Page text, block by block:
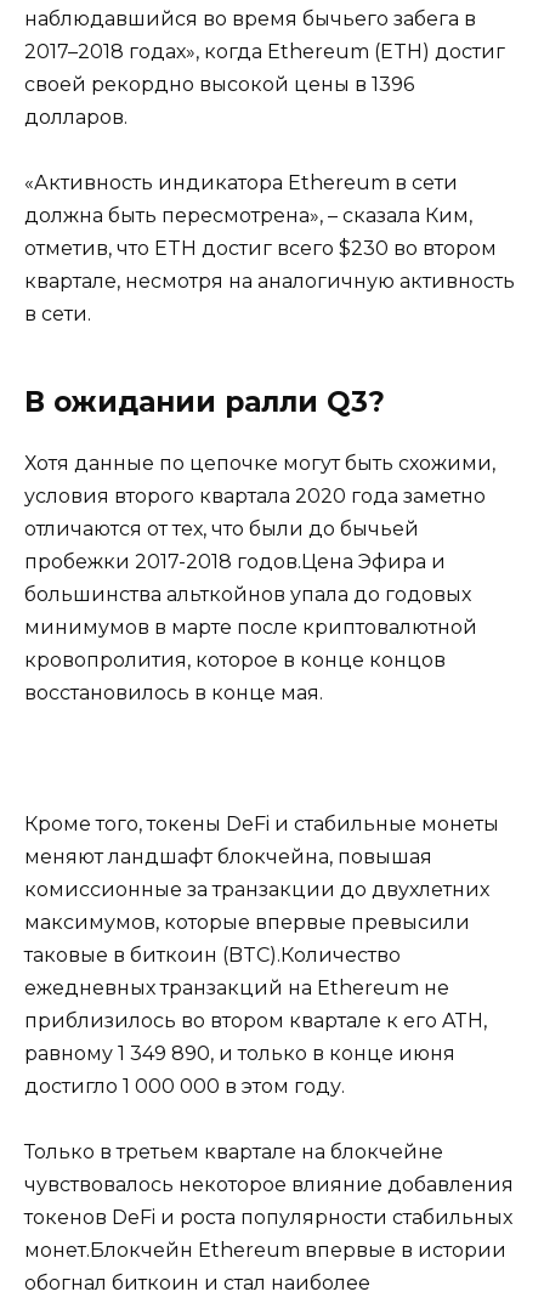
наблюдавшийся во время бычьего забега в
2017–2018 годах», когда Ethereum (ETH) достиг
своей рекордно высокой цены в 1396
долларов.
«Активность индикатора Ethereum в сети
должна быть пересмотрена», – сказала Ким,
отметив, что ETH достиг всего $230 во втором
квартале, несмотря на аналогичную активность
в сети.
В ожидании ралли Q3?
Хотя данные по цепочке могут быть схожими,
условия второго квартала 2020 года заметно
отличаются от тех, что были до бычьей
пробежки 2017-2018 годов.Цена Эфира и
большинства альткойнов упала до годовых
минимумов в марте после криптовалютной
кровопролития, которое в конце концов
восстановилось в конце мая.
Кроме того, токены DeFi и стабильные монеты
меняют ландшафт блокчейна, повышая
комиссионные за транзакции до двухлетних
максимумов, которые впервые превысили
таковые в биткоин (BTC).Количество
ежедневных транзакций на Ethereum не
приблизилось во втором квартале к его ATH,
равному 1 349 890, и только в конце июня
достигло 1 000 000 в этом году.
Только в третьем квартале на блокчейне
чувствовалось некоторое влияние добавления
токенов DeFi и роста популярности стабильных
монет.Блокчейн Ethereum впервые в истории
обогнал биткоин и стал наиболее